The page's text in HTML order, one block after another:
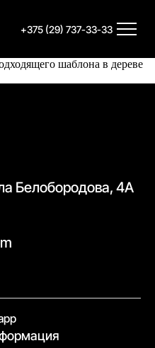
+375 (29) 737-33-33
шаблона в дереве
Белобородова, 4А